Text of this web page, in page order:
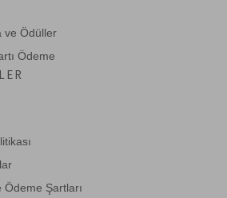
BINARY COUNTER
MONOS. MULTIVIB.(SCH.TRG)
ve Ödüller
Ödeme
Ödeme Şartları